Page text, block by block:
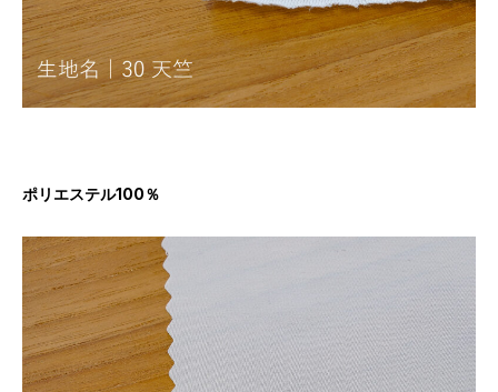
ポリエステル100％